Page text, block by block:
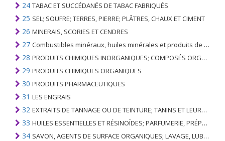
24 TABAC ET SUCCÉDANÉS DE TABAC FABRIQUÉS
25 SEL; SOUFRE; TERRES, PIERRE; PLÂTRES, CHAUX ET CIMENT
26 MINERAIS, SCORIES ET CENDRES
27 Combustibles minéraux, huiles minérales et produits de leur distillation; SUBSTANCES BITUMINEUSES; CIRES MINÉRALES
28 PRODUITS CHIMIQUES INORGANIQUES; COMPOSÉS ORGANIQUES ET INORGANIQUES DE MÉTAUX PRÉCIEUX; DE MÉTAUX DES TERRES RARES, D'ÉLÉMENTS RADIOACTIFS ET D'ISOTOPES
29 PRODUITS CHIMIQUES ORGANIQUES
30 PRODUITS PHARMACEUTIQUES
31 LES ENGRAIS
32 EXTRAITS DE TANNAGE OU DE TEINTURE; TANINS ET LEURS DERIVES; COLORANTS, PIGMENTS ET AUTRES MATIERES COLORANTES; PEINTURES, VERNIS; MASTIC, AUTRES MASTIQUES; ENCRES
33 HUILES ESSENTIELLES ET RÉSINOÏDES; PARFUMERIE, PRÉPARATIONS COSMÉTIQUES OU DE TOILETTE
34 SAVON, AGENTS DE SURFACE ORGANIQUES; LAVAGE, LUBRIFICATION, POLISSAGE OU PRÉPARATION À L'ÉPURATION; CIRES ARTIFICIELLES OU PRÉPARÉES, BOUGIES ET ARTICLES SIMILAIRES, PÂTES À MODÉLISER, CIRES DENTAIRES ET PRÉPARATIONS DENTAIRES À BASE DE PLÂTRE